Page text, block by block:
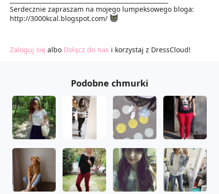
Serdecznie zapraszam na mojego lumpeksowego bloga:
http://3000kcal.blogspot.com/
Zaloguj się albo Dołącz do nas i korzystaj z DressCloud!
Podobne chmurki